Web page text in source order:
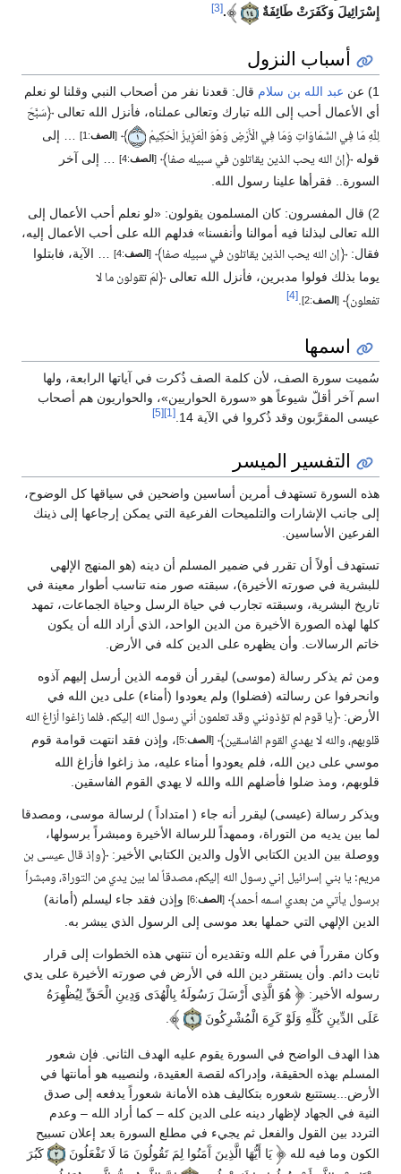
إِسْرَائِيلَ وَكَفَرَتْ طَائِفَةٌ
.
[3]
أسباب النزول
1) عن عبد الله بن سلام قال: قعدنا نفر من أصحاب النبي وقلنا لو نعلم
أي الأعمال أحب إلى الله تبارك وتعالى عملناه، فأنزل الله تعالى ﴿سَبَّحَ
لِلَّهِ مَا فِي السَّمَاوَاتِ وَمَا فِي الْأَرْضِ وَهُوَ الْعَزِيزُ الْحَكِيمُ
١ ﴾ [الصف:1]
… إلى
قوله ﴿إنّ الله يحب الذين يقاتلون في سبيله صفا﴾ [الصف:4]
… إلى آخر
السورة.. فقرأها علينا رسول الله.
2) قال المفسرون: كان المسلمون يقولون: «لو نعلم أحب الأعمال إلى
الله تعالى لبذلنا فيه أموالنا وأنفسنا» فدلهم الله على أحب الأعمال إليه،
فقال: ﴿إن الله يحب الذين يقاتلون في سبيله صفا﴾ [الصف:4]
… الآية، فابتلوا
يوما بذلك فولوا مدبرين، فأنزل الله تعالى ﴿لمَ تقولون ما لا
تفعلون﴾ [الصف:2]
[4]
اسمها
سُميت سورة الصف، لأن كلمة الصف ذُكرت في آياتها الرابعة، ولها
اسم آخر أقلّ شيوعاً هو «سورة الحواريين»، والحواريون هم أصحاب
عيسى المقرَّبون وقد ذُكروا في الآية 14.
[1]
[5]
التفسير الميسر
هذه السورة تستهدف أمرين أساسين واضحين في سياقها كل الوضوح،
إلى جانب الإشارات والتلميحات الفرعية التي يمكن إرجاعها إلى ذينك
الفرعين الأساسين.
تستهدف أولاً أن تقرر في ضمير المسلم أن دينه (هو المنهج الإلهي
للبشرية في صورته الأخيرة)، سبقته صور منه تناسب أطوار معينة في
تاريخ البشرية، وسبقته تجارب في حياة الرسل وحياة الجماعات، تمهد
كلها لهذه الصورة الأخيرة من الدين الواحد، الذي أراد الله أن يكون
خاتم الرسالات. وأن يظهره على الدين كله في الأرض.
ومن ثم يذكر رسالة (موسى) ليقرر أن قومه الذين أرسل إليهم آذوه
وانحرفوا عن رسالته (فضلوا) ولم يعودوا (أمناء) على دين الله في
الأرض: ﴿يا قوم لم تؤذونني وقد تعلمون أني رسول الله إليكم. فلما زاغوا أزاغ الله
قلوبهم، والله لا يهدي القوم الفاسقين﴾ [الصف:5]
، وإذن فقد انتهت قوامة قوم
موسي على دين الله، فلم يعودوا أمناء عليه، مذ زاغوا فأزاغ الله
قلوبهم، ومذ ضلوا فأضلهم الله والله لا يهدي القوم الفاسقين.
ويذكر رسالة (عيسى) ليقرر أنه جاء ( امتداداً ) لرسالة موسى، ومصدقا
لما بين يديه من التوراة، وممهداً للرسالة الأخيرة ومبشراً برسولها،
ووصلة بين الدين الكتابي الأول والدين الكتابي الأخير: ﴿وإذ قال عيسى بن
مريم: يا بني إسرائيل إني رسول الله إليكم، مصدقاً لما بين يدي من التوراة، ومبشراً
برسول يأتي من بعدي اسمه أحمد﴾ [الصف:6]
وإذن فقد جاء ليسلم (أمانة)
الدين الإلهي التي حملها بعد موسى إلى الرسول الذي يبشر به.
وكان مقرراً في علم الله وتقديره أن تنتهي هذه الخطوات إلى قرار
ثابت دائم. وأن يستقر دين الله في الأرض في صورته الأخيرة على يدي
رسوله الأخير:
هُوَ الَّذِي أَرْسَلَ رَسُولَهُ بِالْهُدَى وَدِينِ الْحَقِّ لِيُظْهِرَهُ
عَلَى الدِّينِ كُلِّهِ وَلَوْ كَرِهَ الْمُشْرِكُونَ
هذا الهدف الواضح في السورة يقوم عليه الهدف الثاني. فإن شعور
المسلم بهذه الحقيقة، وإدراكه لقصة العقيدة، ولنصيبه هو أمانتها في
الأرض...يستتبع شعوره بتكاليف هذه الأمانة شعوراً يدفعه إلى صدق
النية في الجهاد لإظهار دينه على الدين كله – كما أراد الله – وعدم
التردد بين القول والفعل ثم يجيء في مطلع السورة بعد إعلان تسبيح
الكون وما فيه لله
يَا أَيُّهَا الَّذِينَ آَمَنُوا لِمَ تَقُولُونَ مَا لَا تَفْعَلُونَ
كَبُرَ